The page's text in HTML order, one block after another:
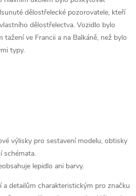
dělostřelecké pozorovatele, kteří
dělostřelectva. Vozidlo bylo
tažení ve Francii a na Balkáně, než bylo
typy.
výlisky pro sestavení modelu, obtisky
schémata.
lepidlo ani barvy.
a detailům charakteristickým pro značku